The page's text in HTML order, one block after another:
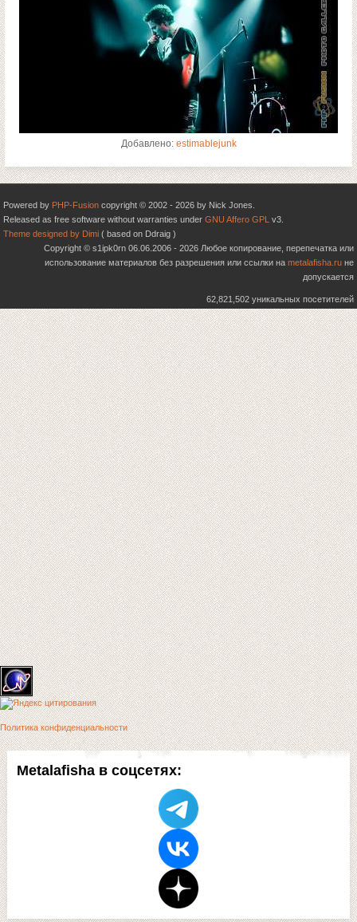
Metalafisha в соцсетях:
Добавлено: estimablejunk
Powered by PHP-Fusion copyright © 2002 - 2026 by Nick Jones.
Released as free software without warranties under GNU Affero GPL v3.
Theme designed by Dimi ( based on Ddraig )
Copyright © s1ipk0rn 06.06.2006 - 2026 Любое копирование, перепечатка или
использование материалов без разрешения или ссылки на metalafisha.ru не
допускается
62,821,502 уникальных посетителей
Политика конфиденциальности